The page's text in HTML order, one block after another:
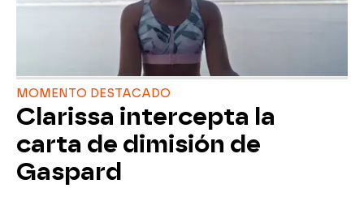
MOMENTO DESTACADO
Clarissa intercepta la
carta de dimisión de
Gaspard